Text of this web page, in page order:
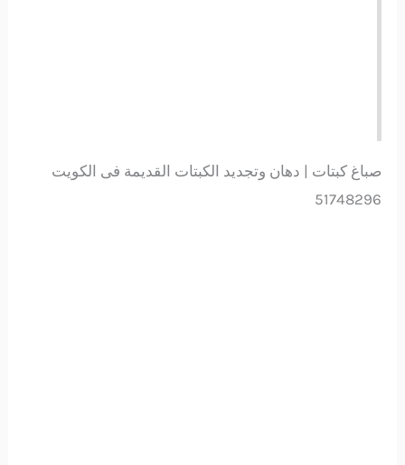
صباغ كبتات | دهان وتجديد الكبتات القديمة فى الكويت
51748296